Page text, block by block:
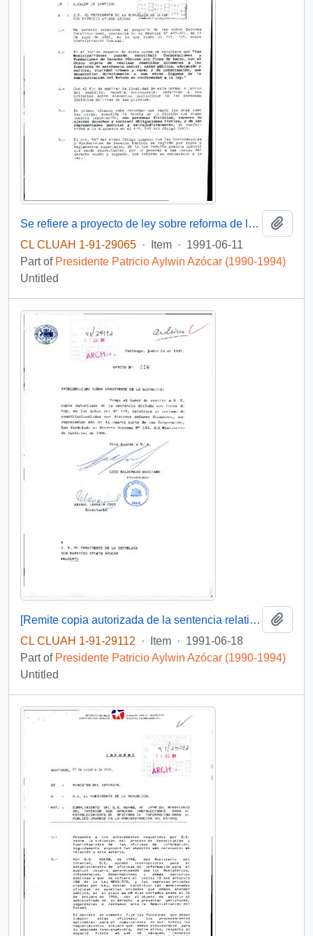
Se refiere a proyecto de ley sobre reforma de la Constitución Política del Estado
CL CLUAH 1-91-29065 · Item · 1991-06-11
Part of Presidente Patricio Aylwin Azócar (1990-1994)
Untitled
[Remite copia autorizada de la sentencia relativa al reclamo de constitucionalidad de diversos Senadores]
CL CLUAH 1-91-29112
· Item · 1991-06-18
Part of Presidente Patricio Aylwin Azócar (1990-1994)
Untitled